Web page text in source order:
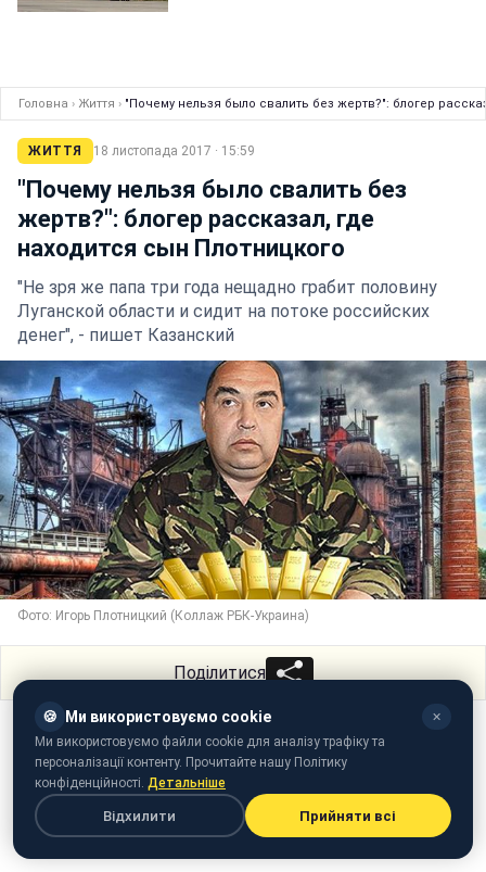
Головна › Життя › "Почему нельзя было свалить без жертв?": блогер
ЖИТТЯ 18 листопада 2017 · 15:59
"Почему нельзя было свалить без
жертв?": блогер рассказал, где
находится сын Плотницкого
"Не зря же папа три года нещадно грабит половину
Луганской области и сидит на потоке российских
денег", - пишет Казанский
Фото: Игорь Плотницкий (Коллаж РБК-Украина)
Поділитися
🍪 Ми використовуємо cookie ✕
Ми використовуємо файли cookie для аналізу трафіку та
персоналізації контенту. Прочитайте нашу Політику
конфіденційності. Детальніше
Відхилити Прийняти всі